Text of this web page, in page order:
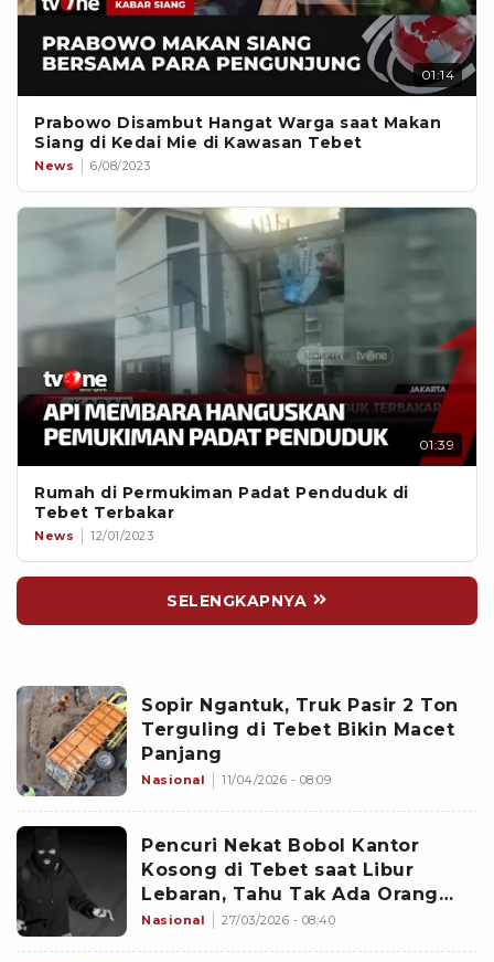
01:14
Prabowo Disambut Hangat Warga saat Makan
Siang di Kedai Mie di Kawasan Tebet
News 6/08/2023
01:39
Rumah di Permukiman Padat Penduduk di
Tebet Terbakar
News 12/01/2023
SELENGKAPNYA
Sopir Ngantuk, Truk Pasir 2 Ton
Terguling di Tebet Bikin Macet
Panjang
Nasional 11/04/2026 - 08:09
Pencuri Nekat Bobol Kantor
Kosong di Tebet saat Libur
Lebaran, Tahu Tak Ada Orang
Karena Token Listrik Terus Bunyi
Nasional 27/03/2026 - 08:40